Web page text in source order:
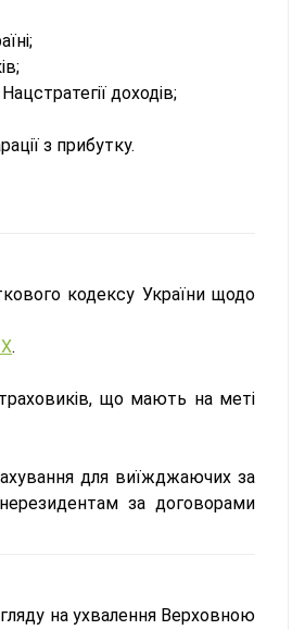
доходів;
з прибутку.
кодексу України щодо
.
що мають на меті
для виїжджаючих за
за договорами
на ухвалення Верховною